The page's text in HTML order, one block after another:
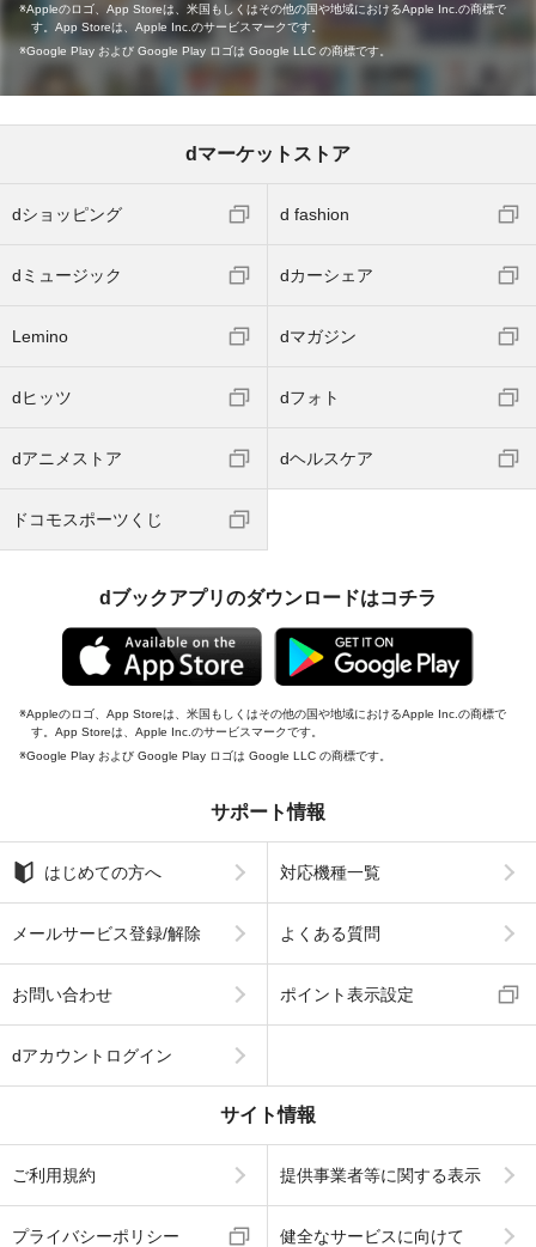
Appleのロゴ、App Storeは、米国もしくはその他の国や地域におけるApple Inc.の商標で
す。App Storeは、Apple Inc.のサービスマークです。
Google Play および Google Play ロゴは Google LLC の商標です。
dマーケットストア
dショッピング d fashion
dミュージック dカーシェア
Lemino dマガジン
dヒッツ dフォト
dアニメストア dヘルスケア
ドコモスポーツくじ
dブックアプリのダウンロードはコチラ
Appleのロゴ、App Storeは、米国もしくはその他の国や地域におけるApple Inc.の商標で
す。App Storeは、Apple Inc.のサービスマークです。
Google Play および Google Play ロゴは Google LLC の商標です。
サポート情報
はじめての方へ 対応機種一覧
メールサービス登録/解除 よくある質問
お問い合わせ ポイント表示設定
dアカウントログイン
サイト情報
ご利用規約 提供事業者等に関する表示
プライバシーポリシー 健全なサービスに向けて